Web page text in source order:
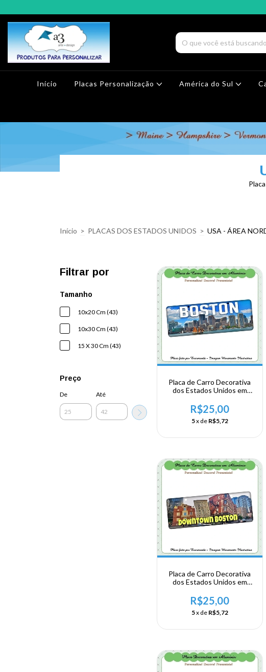
Início Placas Personalização América do Sul
Início > PLACAS DOS ESTADOS UNIDOS > USA - ÁREA
Filtrar por
Tamanho
10x20 Cm (43)
10x30 Cm (43)
15 X 30 Cm (43)
Preço
De Até
Placa de Carro Decorativa
dos Estados Unidos em
NORDESTE -
Massachusetts - Boston
R$25,00
5x de R$5,72
Placa de Carro Decorativa
dos Estados Unidos em
NORDESTE -
Massachusetts - Boston
R$25,00
5x de R$5,72